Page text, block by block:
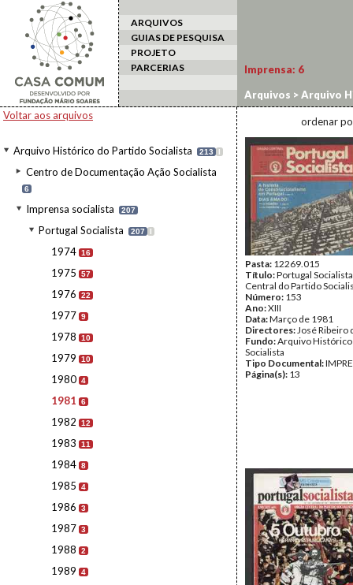
ARQUIVOS
GUIAS DE PESQUISA
PROJETO
PARCERIAS
Voltar aos arquivos
Arquivo Histórico do Partido Socialista 213 I
Centro de Documentação Ação Socialista
6
Imprensa socialista 207
Portugal Socialista 207 I
1974 16
1975 57
1976 22
1977 9
1978 10
1979 10
1980 4
1981 6
1982 12
1983 11
1984 8
1985 4
1986 3
1987 3
1988 2
1989 4
Imprensa: 6
Arquivos >Arquivo
ordenar
Pasta: 12269.015
Título:Portugal
Central do Partido
Número: 153
Ano:XIII
Data:Março de 1981
Directores:José Ribeiro
Fundo:Arquivo
Socialista
Tipo Documental:
Página(s): 13